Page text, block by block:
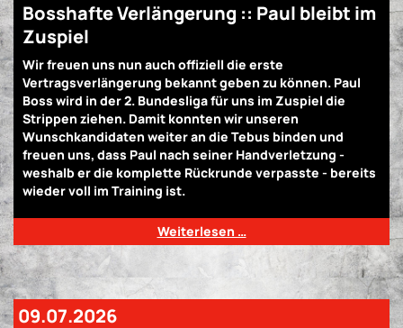
Bosshafte Verlängerung :: Paul bleibt im
Zuspiel
Wir freuen uns nun auch offiziell die erste
Vertragsverlängerung bekannt geben zu können. Paul
Boss wird in der 2. Bundesliga für uns im Zuspiel die
Strippen ziehen. Damit konnten wir unseren
Wunschkandidaten weiter an die Tebus binden und
freuen uns, dass Paul nach seiner Handverletzung -
weshalb er die komplette Rückrunde verpasste - bereits
wieder voll im Training ist.
Weiterlesen …
09.07.2026